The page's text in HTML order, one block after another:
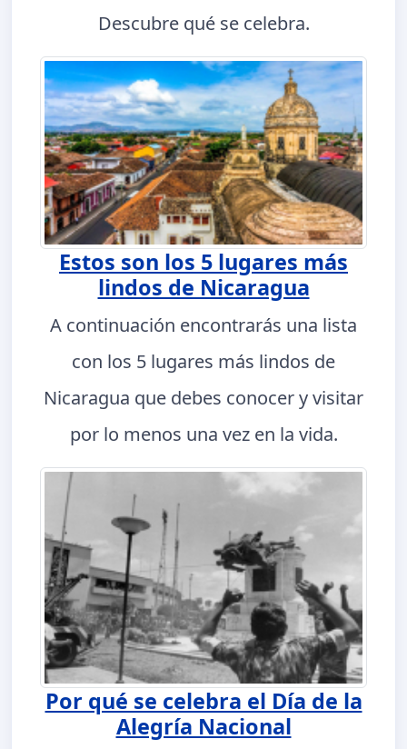
Descubre qué se celebra.
Estos son los 5 lugares más
lindos de Nicaragua
A continuación encontrarás una lista
con los 5 lugares más lindos de
Nicaragua que debes conocer y visitar
por lo menos una vez en la vida.
Por qué se celebra el Día de la
Alegría Nacional